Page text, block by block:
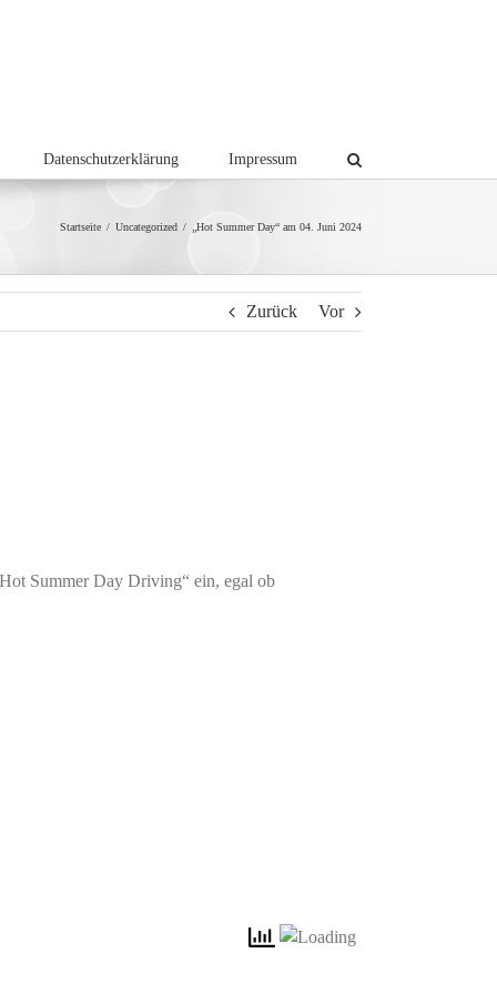
Datenschutzerklärung Impressum
Startseite / Uncategorized / „Hot Summer Day“ am 04. Juni 2024
Zurück Vor
Summer Day Driving“ ein, egal ob